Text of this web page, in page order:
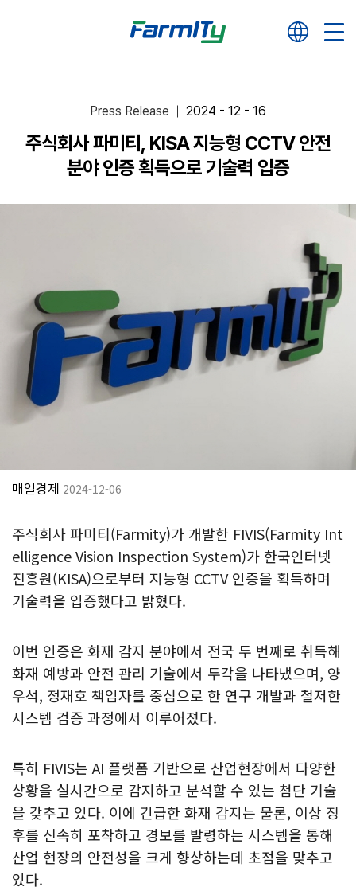
Press Release 2024 - 12 - 16
주식회사 파미티, KISA 지능형 CCTV 안전
분야 인증 획득으로 기술력 입증
매일경제 2024-12-06
주식회사 파미티(Farmity)가 개발한 FIVIS(Farmity Int
elligence Vision Inspection System)가 한국인터넷
진흥원(KISA)으로부터 지능형 CCTV 인증을 획득하며
기술력을 입증했다고 밝혔다.
이번 인증은 화재 감지 분야에서 전국 두 번째로 취득해
화재 예방과 안전 관리 기술에서 두각을 나타냈으며, 양
우석, 정재호 책임자를 중심으로 한 연구 개발과 철저한
시스템 검증 과정에서 이루어졌다.
특히 FIVIS는 AI 플랫폼 기반으로 산업현장에서 다양한
상황을 실시간으로 감지하고 분석할 수 있는 첨단 기술
을 갖추고 있다. 이에 긴급한 화재 감지는 물론, 이상 징
후를 신속히 포착하고 경보를 발령하는 시스템을 통해
산업 현장의 안전성을 크게 향상하는데 초점을 맞추고
있다.